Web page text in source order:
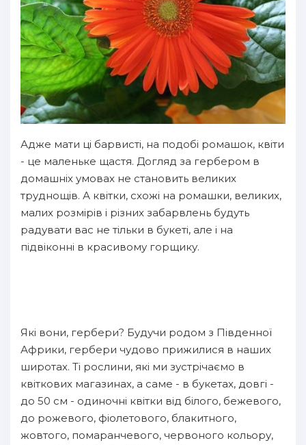
Адже мати ці барвисті, на подобі ромашок, квіти
- це маленьке щастя. Догляд за гербером в
домашніх умовах не становить великих
труднощів. А квітки, схожі на ромашки, великих,
малих розмірів і різних забарвлень будуть
радувати вас не тільки в букеті, але і на
підвіконні в красивому горщику.
Які вони, гербери? Будучи родом з Південної
Африки, гербери чудово прижилися в наших
широтах. Ті рослини, які ми зустрічаємо в
квіткових магазинах, а саме - в букетах, довгі -
до 50 см - одиночні квітки від білого, бежевого,
до рожевого, фіолетового, блакитного,
жовтого, помаранчевого, червоного кольору,